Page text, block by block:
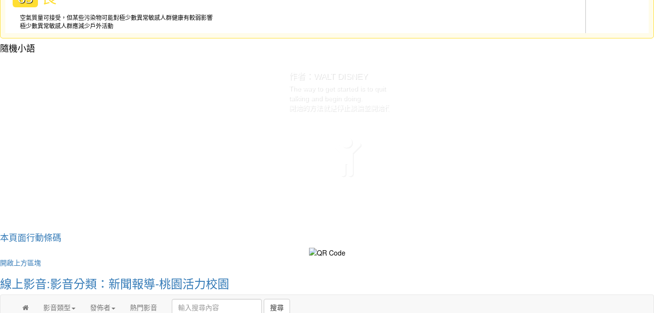
空氣質量可接受，但某些污染物可能對極少數異常敏感人群健康有較弱影響
極少數異常敏感人群應減少戶外活動
隨機小語
作者：WALT DISNEY
The way to get started is to quit
talking and begin doing.
開始的方法就是停止談論並開始行動。
作者：
You don’t have to be great to start,
本頁面行動條碼
開啟上方區塊
線上影音:影音分類：新聞報導-桃園活力校園
影音類型 發佈者 熱門影音 搜尋